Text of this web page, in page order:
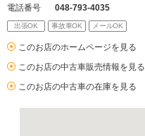
電話番号
048-793-4035
出張OK 事故車OK メールOK
このお店のホームページを見る
このお店の中古車販売情報を見る
このお店の中古車の在庫を見る